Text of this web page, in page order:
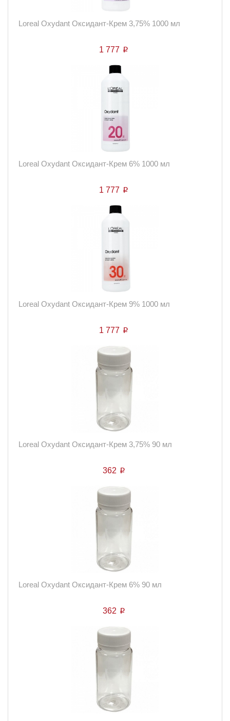
Loreal Oxydant Оксидант-Крем 3,75% 1000 мл
1 777 p
Loreal Oxydant Оксидант-Крем 6% 1000 мл
1 777 p
Loreal Oxydant Оксидант-Крем 9% 1000 мл
1 777 p
Loreal Oxydant Оксидант-Крем 3,75% 90 мл
362 p
Loreal Oxydant Оксидант-Крем 6% 90 мл
362 p